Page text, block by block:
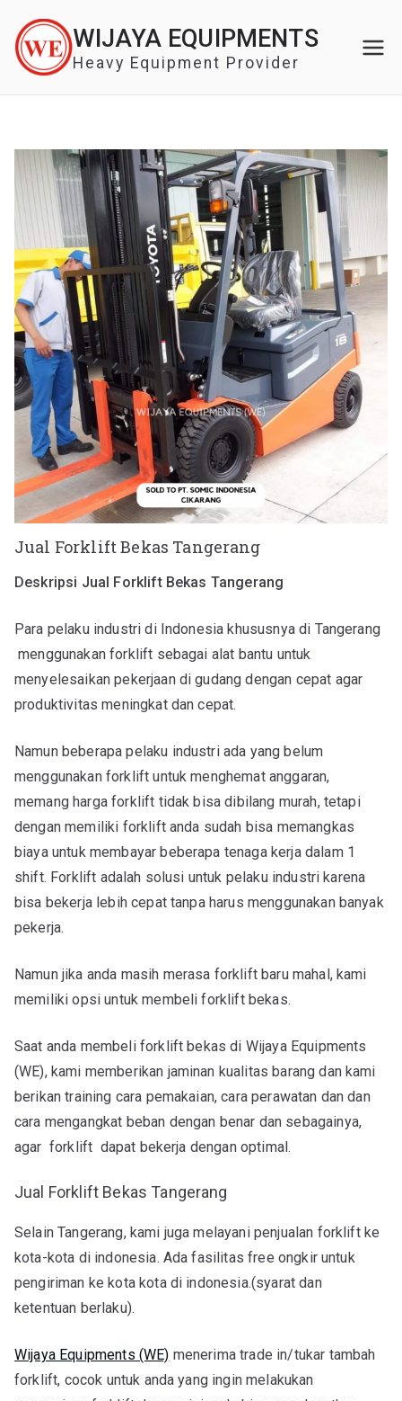
content
WIJAYA EQUIPMENTS
Heavy Equipment Provider
Jual Forklift Bekas Tangerang
Deskripsi Jual Forklift Bekas Tangerang
Para pelaku industri di Indonesia khususnya di Tangerang
menggunakan forklift sebagai alat bantu untuk
menyelesaikan pekerjaan di gudang dengan cepat agar
produktivitas meningkat dan cepat.
Namun beberapa pelaku industri ada yang belum
menggunakan forklift untuk menghemat anggaran,
memang harga forklift tidak bisa dibilang murah, tetapi
dengan memiliki forklift anda sudah bisa memangkas
biaya untuk membayar beberapa tenaga kerja dalam 1
shift. Forklift adalah solusi untuk pelaku industri karena
bisa bekerja lebih cepat tanpa harus menggunakan banyak
pekerja.
Namun jika anda masih merasa forklift baru mahal, kami
memiliki opsi untuk membeli forklift bekas.
Saat anda membeli forklift bekas di Wijaya Equipments
(WE), kami memberikan jaminan kualitas barang dan kami
berikan training cara pemakaian, cara perawatan dan dan
cara mengangkat beban dengan benar dan sebagainya,
agar forklift dapat bekerja dengan optimal.
Jual Forklift Bekas Tangerang
Selain Tangerang, kami juga melayani penjualan forklift ke
kota-kota di indonesia. Ada fasilitas free ongkir untuk
pengiriman ke kota kota di indonesia.(syarat dan
ketentuan berlaku).
Wijaya Equipments (WE) menerima trade in/tukar tambah
forklift, cocok untuk anda yang ingin melakukan